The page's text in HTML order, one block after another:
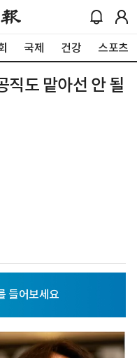
국제 건강 스포츠
직도 맡아선 안 될